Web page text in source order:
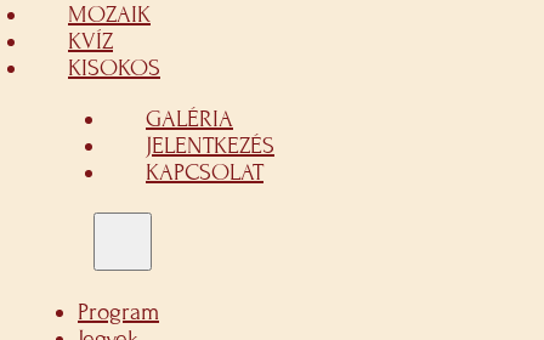
MOZAIK
KVÍZ
KISOKOS
GALÉRIA
JELENTKEZÉS
KAPCSOLAT
Program